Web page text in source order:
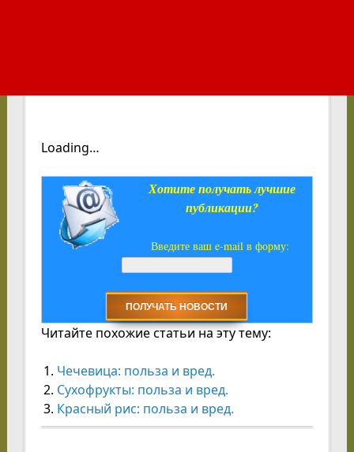
Loading…
Хотите получать лучшие
публикации?
Введите ваш e-mail в форму:
Читайте похожие статьи на эту тему:
Чечевица: польза и вред.
Сухофрукты: польза и вред.
Красный рис: польза и вред.